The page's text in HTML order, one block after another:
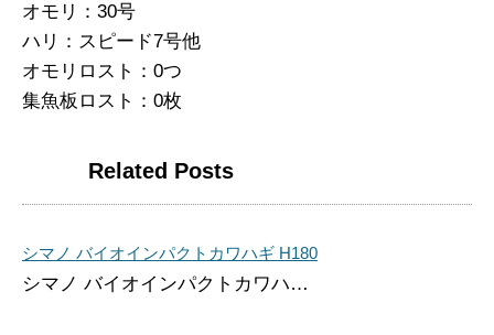
オモリ：30号
ハリ：スピード7号他
オモリロスト：0つ
集魚板ロスト：0枚
Related Posts
シマノ バイオインパクトカワハギ H180
シマノ バイオインパクトカワハ…